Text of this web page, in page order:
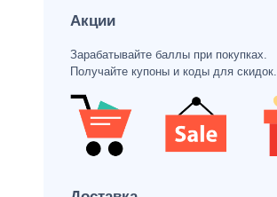
Акции
Зарабатывайте баллы при покупках.
Получайте купоны и коды для скидок.